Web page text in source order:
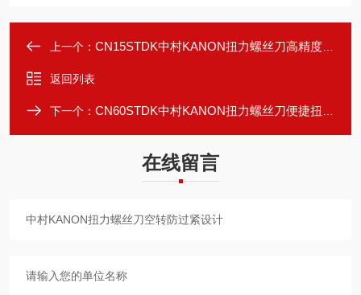
上一个： CN15STDK中村KANON扭力螺丝刀高精度扭矩控制
返回列表
下一个： CN60STDK中村KANON扭力螺丝刀便捷扭力值设定
在线留言